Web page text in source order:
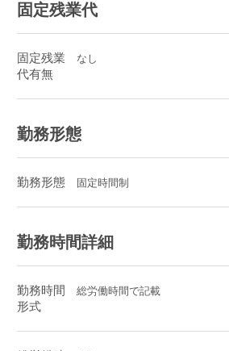
固定残業代
固定残業
代有無
なし
勤務形態
勤務形態 固定時間制
勤務時間詳細
勤務時間
形式
総労働時間で記載